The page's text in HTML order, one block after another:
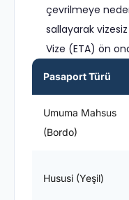
çevrilmeye
sallayarak
Vize (ETA) ön
Pasaport Türü
Umuma Mahsus
(Bordo)
Hususi (Yeşil)